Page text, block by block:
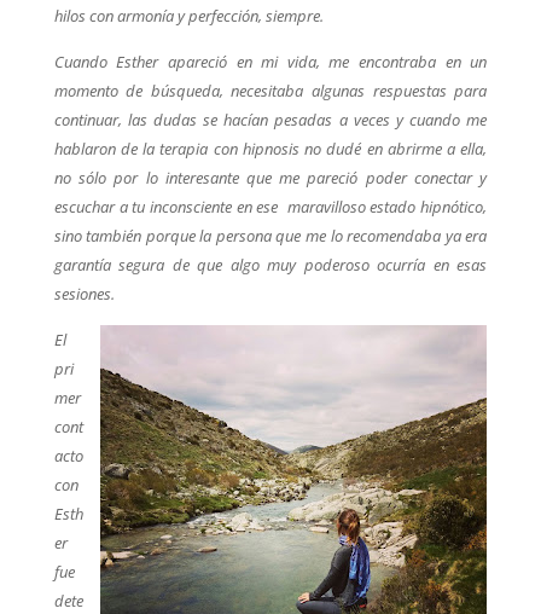
hilos con armonía y perfección, siempre.
Cuando Esther apareció en mi vida, me encontraba en un
momento de búsqueda, necesitaba algunas respuestas para
continuar, las dudas se hacían pesadas a veces y cuando me
hablaron de la terapia con hipnosis no dudé en abrirme a ella,
no sólo por lo interesante que me pareció poder conectar y
escuchar a tu inconsciente en ese maravilloso estado hipnótico,
sino también porque la persona que me lo recomendaba ya era
garantía segura de que algo muy poderoso ocurría en esas
sesiones.
El
pri
mer
cont
acto
con
Esth
er
fue
dete